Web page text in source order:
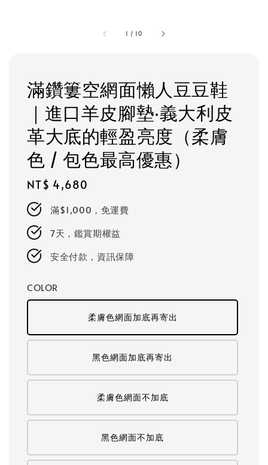
1 / 10
滿鑽簍空網面懶人豆豆鞋
｜進口羊皮腳墊‧義大利皮
革大底的輕盈亮度（柔膚
色 / 包色最高優惠）
Regular
price
NT$ 4,680
滿$1,000，免運費
7天，鑑賞期權益
安全付款，資訊保障
COLOR
柔膚色網面加底再寄出
黑色網面加底再寄出
柔膚色網面不加底
黑色網面不加底